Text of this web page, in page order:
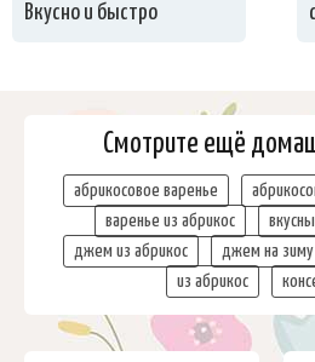
Вкусно и быстро
Смотрите ещё
абрикосовое варенье
варенье из абрикос
джем из абрикос
джем на зиму
из абрикос